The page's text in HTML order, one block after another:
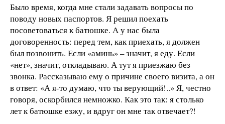
Было время, когда мне стали задавать вопросы по
поводу новых паспортов. Я решил поехать
посоветоваться к батюшке. А у нас была
договоренность: перед тем, как приехать, я должен
был позвонить. Если «аминь» – значит, я еду. Если
«нет», значит, откладываю. А тут я приезжаю без
звонка. Рассказываю ему о причине своего визита, а он
в ответ: «А я-то думаю, что ты верующий!..» Я, честно
говоря, оскорбился немножко. Как это так: я столько
лет к батюшке езжу, и вдруг он мне так отвечает?!